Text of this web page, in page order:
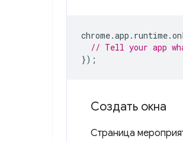
chrome.app . runtime.
// Tell your app
});
Создать окна
Страница